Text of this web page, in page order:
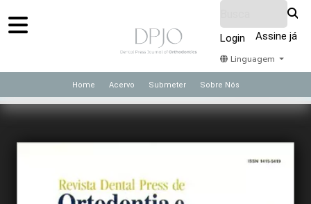
Login Assine já
Linguagem
Home Acervo Submeter Sobre Nós